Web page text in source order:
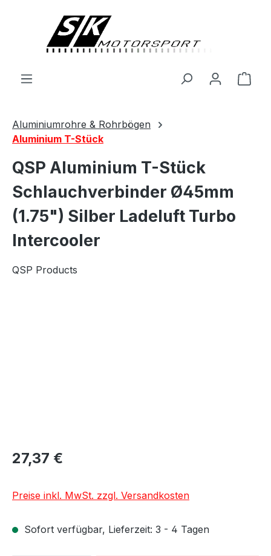
Aluminiumrohre & Rohrbögen
Aluminium T-Stück
QSP Aluminium T-Stück
Schlauchverbinder Ø45mm
(1.75") Silber Ladeluft Turbo
Intercooler
QSP Products
27,37 €
Preise inkl. MwSt. zzgl. Versandkosten
Sofort verfügbar, Lieferzeit: 3 - 4 Tagen